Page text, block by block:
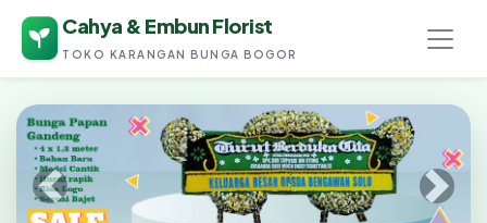
Cahya & Embun Florist
TOKO KARANGAN BUNGA BOGOR
Cahya & Embun